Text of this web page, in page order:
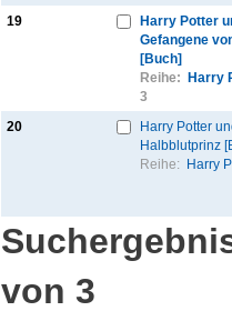
19
Harry Potter
Gefangene
[Buch]
Reihe:
Harry
3
20
Harry Potter
Halbblutprinz
Reihe:
Harry
von 3